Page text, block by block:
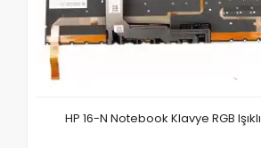
HP 16-N Notebook Klavye RGB Işıklı